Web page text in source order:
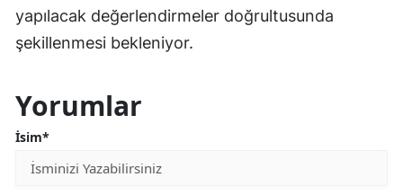
yapılacak değerlendirmeler doğrultusunda
şekillenmesi bekleniyor.
Yorumlar
İsim*